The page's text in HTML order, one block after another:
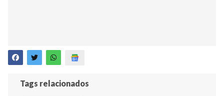
Tags relacionados